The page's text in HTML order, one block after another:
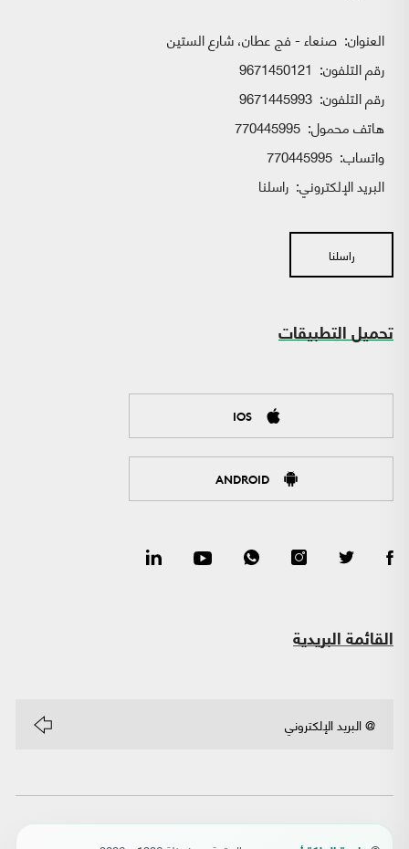
العنوان: صنعاء - فج عطان، شارع الستين
رقم التلفون: 9671450121
رقم التلفون: 9671445993
هاتف محمول: 770445995
واتساب:
البريد الإلكتروني: راسلنا
راسلنا
تحميل التطبيقات
IOS
ANDROID
القائمة البريدية